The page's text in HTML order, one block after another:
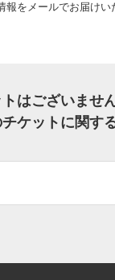
をメールでお届けい
はございません
ケットに関す